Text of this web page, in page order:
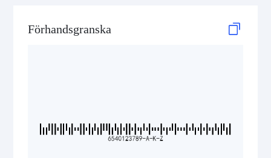
GS1 2D Codes
Förhandsgranska